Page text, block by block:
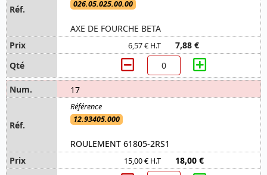
026.05.025.00.00
AXE DE FOURCHE BETA
6,57 € H.T 7,88 €
17
12.93405.000
ROULEMENT 61805-2RS1
15,00 € H.T 18,00 €